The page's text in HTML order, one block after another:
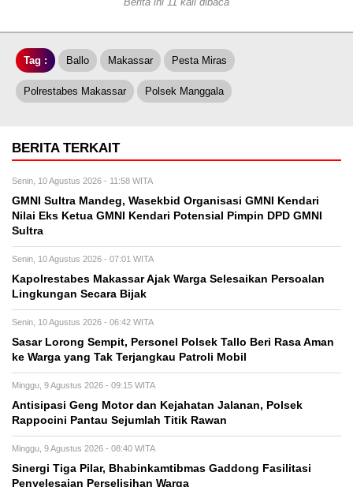
Tag : Ballo Makassar Pesta Miras
Polrestabes Makassar Polsek Manggala
BERITA TERKAIT
Senin, 10 Agustus 2026 - 11:58 WITA
GMNI Sultra Mandeg, Wasekbid Organisasi GMNI Kendari
Nilai Eks Ketua GMNI Kendari Potensial Pimpin DPD GMNI
Sultra
Senin, 10 Agustus 2026 - 07:01 WITA
Kapolrestabes Makassar Ajak Warga Selesaikan Persoalan
Lingkungan Secara Bijak
Senin, 10 Agustus 2026 - 06:42 WITA
Sasar Lorong Sempit, Personel Polsek Tallo Beri Rasa Aman
ke Warga yang Tak Terjangkau Patroli Mobil
Minggu, 9 Agustus 2026 - 09:15 WITA
Antisipasi Geng Motor dan Kejahatan Jalanan, Polsek
Rappocini Pantau Sejumlah Titik Rawan
Minggu, 9 Agustus 2026 - 08:40 WITA
Sinergi Tiga Pilar, Bhabinkamtibmas Gaddong Fasilitasi
Penyelesaian Perselisihan Warga